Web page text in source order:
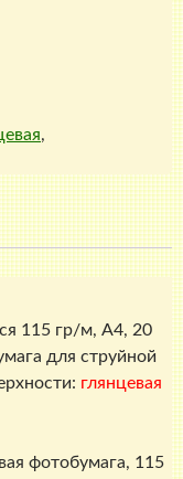
,
115 гр/м, A4, 20
для струйной
глянцевая
фотобумага, 115